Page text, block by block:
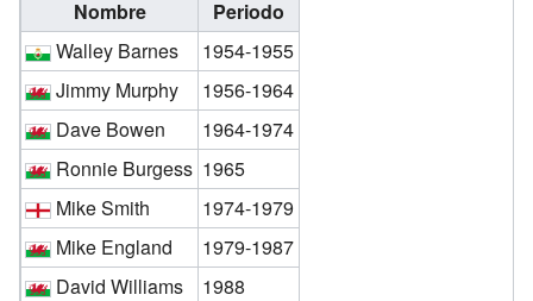
Nombre
Periodo
Walley Barnes
1954-1955
Jimmy Murphy
1956-1964
Dave Bowen
1964-1974
Ronnie Burgess 1965
Mike Smith
1974-1979
Mike England
1979-1987
David Williams
1988